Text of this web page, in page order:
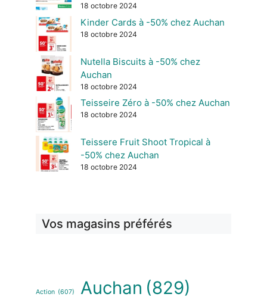
18 octobre 2024
Kinder Cards à -50% chez Auchan
18 octobre 2024
Nutella Biscuits à -50% chez
Auchan
18 octobre 2024
Teisseire Zéro à -50% chez Auchan
18 octobre 2024
Teissere Fruit Shoot Tropical à
-50% chez Auchan
18 octobre 2024
Vos magasins préférés
Action (607) Auchan (829)